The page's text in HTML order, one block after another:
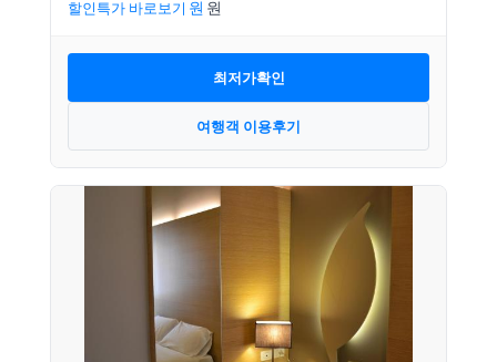
할인특가 바로보기
최저가확인
여행객 이용후기